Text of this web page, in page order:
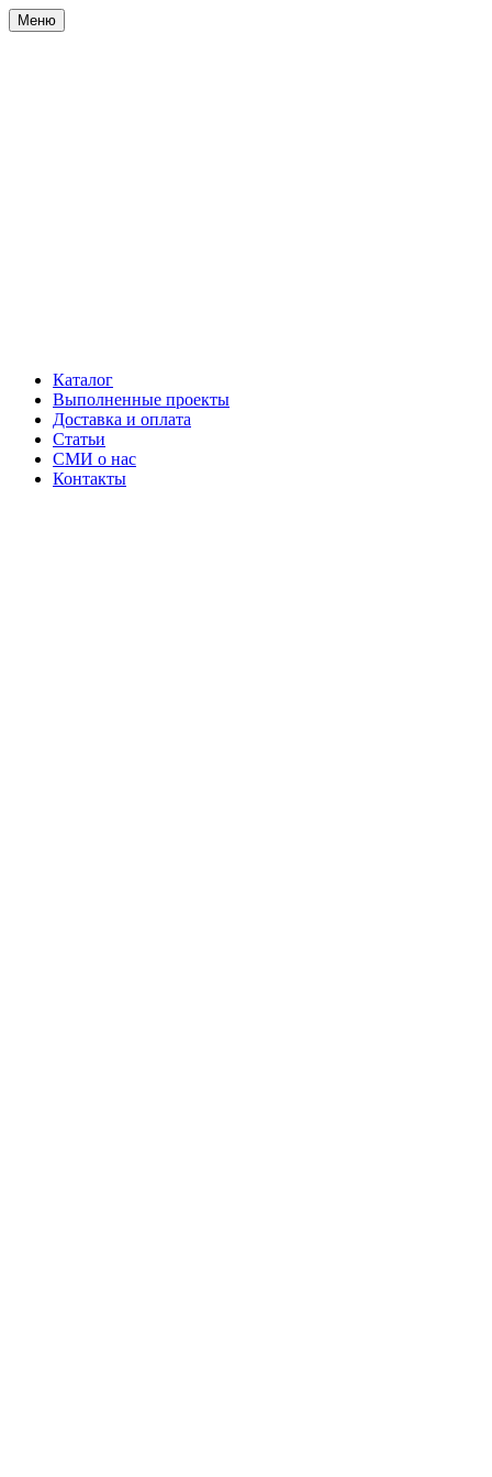
Меню
Каталог
Выполненные проекты
Доставка и оплата
Статьи
СМИ о нас
Контакты